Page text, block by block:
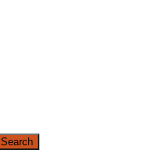
Search